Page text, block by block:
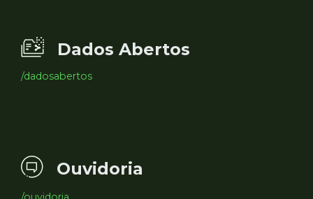
Dados Abertos
/dadosabertos
Ouvidoria